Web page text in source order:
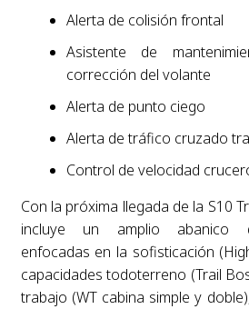
Alerta de colisión frontal
Asistente de
corrección del volante
Alerta de punto ciego
Alerta de tráfico cruzado
Control de velocidad
Con la próxima llegada de la S10
incluye un amplio abanico
enfocadas en la sofisticación
capacidades todoterreno (Trail
trabajo (WT cabina simple y